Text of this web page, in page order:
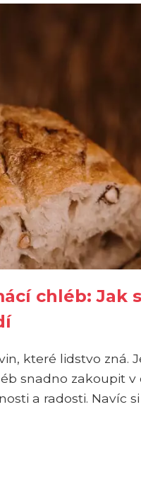
chléb: Jak
které lidstvo zná.
snadno zakoupit
a radosti. Navíc